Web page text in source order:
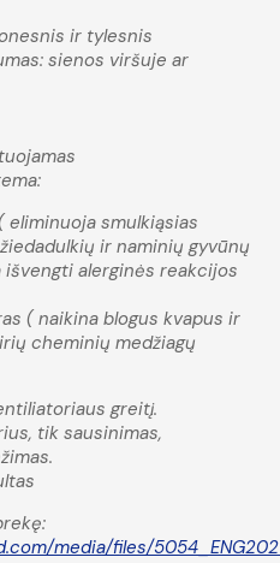
ir tylesnis
sienos viršuje ar
smulkiąsias
ir naminių gyvūnų
išvengti alerginės reakcijos
( naikina blogus kvapus ir
cheminių medžiagų
greitį.
tik sausinimas,
media/files/